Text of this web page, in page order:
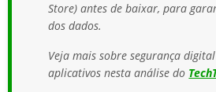
Store) antes de baixar, para
dos dados.
Veja mais sobre segurança
aplicativos nesta análise do